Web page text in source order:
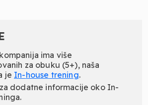
ima više
za obuku (5+), naša
je In-house trening.
dodatne informacije oko In-